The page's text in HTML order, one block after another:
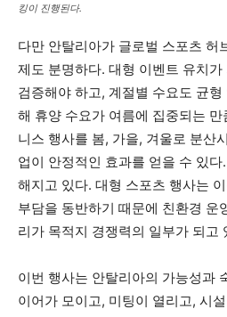
킹이 진행된다.
다만 안탈리아가 글로벌 스포츠 허
제도 분명하다. 대형 이벤트 유치
검증해야 하고, 계절별 수요도 균
해 휴양 수요가 여름에 집중되는
니스 행사를 봄, 가을, 겨울로 분산
업이 안정적인 효과를 얻을 수 있
해지고 있다. 대형 스포츠 행사는
부담을 동반하기 때문에 친환경 운
리가 목적지 경쟁력의 일부가 되고
이번 행사는 안탈리아의 가능성과
이어가 모이고, 미팅이 열리고, 시